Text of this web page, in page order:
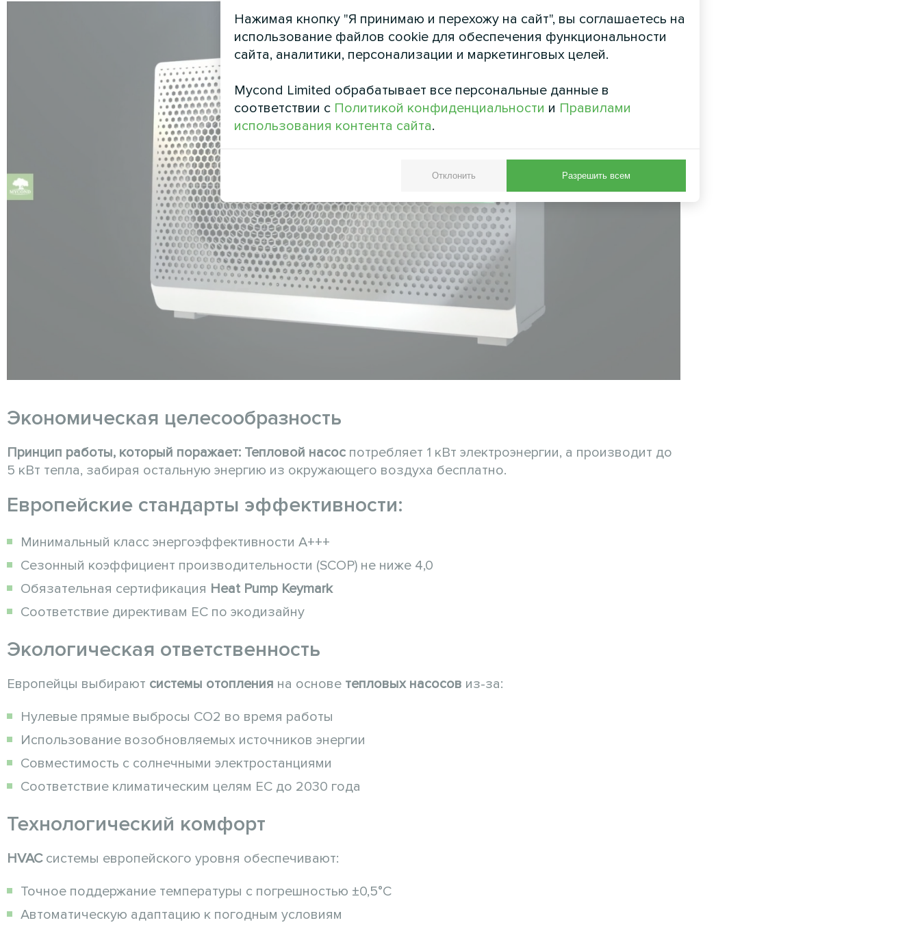
Экономическая целесообразность
Принцип работы, который поражает: Тепловой насос потребляет 1 кВт электроэнергии, а производит до
5 кВт тепла, забирая остальную энергию из окружающего воздуха бесплатно.
Европейские стандарты эффективности:
Минимальный класс энергоэффективности A+++
Сезонный коэффициент производительности (SCOP) не ниже 4,0
Обязательная сертификация Heat Pump Keymark
Соответствие директивам ЕС по экодизайну
Экологическая ответственность
Европейцы выбирают системы отопления на основе тепловых насосов из-за:
Нулевые прямые выбросы CO2 во время работы
Использование возобновляемых источников энергии
Совместимость с солнечными электростанциями
Соответствие климатическим целям ЕС до 2030 года
Технологический комфорт
HVACсистемы европейского уровня обеспечивают:
Точное поддержание температуры с погрешностью ±0,5°C
Автоматическую адаптацию к погодным условиям
Нажимая кнопку "Я принимаю и перехожу на сайт", вы соглашаетесь на
использование файлов cookie для обеспечения функциональности
сайта, аналитики, персонализации и маркетинговых целей.
Mycond Limited обрабатывает все персональные данные в
соответствии с Политикой конфиденциальности и Правилами
использования контента сайта.
Отклонить Разрешить всем